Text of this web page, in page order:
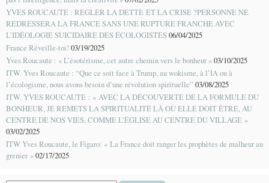
YVES ROUCAUTE : REGLER LA DETTE ET LA CRISE ?PERSONNE NE
REDRESSERA LA FRANCE SANS UNE RUPTURE FRANCHE AVEC
L’IDÉOLOGIE SUICIDAIRE DES ÉCOLOGISTES06/04/2025
France Réveille-toi! 03/19/2025
Yves Roucaute : « L’ésotérisme, cet autre chemin vers le bonheur »03/10/2025
ITW. Yves Roucaute : “Que ce soit face à Trump, au wokisme, à l’IA ou à
l’écologisme, nous avons besoin d’une révolution spirituelle” 03/08/2025
ITW. YVES ROUCAUTE : « AVEC LA DÉCOUVERTE DE LA FORMULE DU
BONHEUR, JE REMETS LA SPIRITUALITÉ LÀ OÙ ELLE DOIT ÊTRE, AU
CENTRE DE NOS VIES, COMME L’ÉGLISE AU CENTRE DU VILLAGE »
03/02/2025
ITW Yves Roucaute, le Figaro: « La France doit ranger les prophètes de malheur au
grenier »02/17/2025